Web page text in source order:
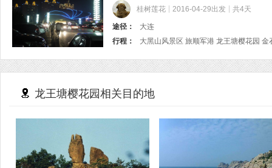
桂树莲花 2016-04-29出发 共4天
途径：
大连
行程：
大黑山风景区 旅顺军港 龙王塘樱花园
龙王塘樱花园相关目的地